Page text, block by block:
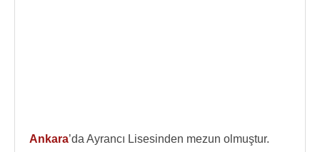
Ankara’da Ayrancı Lisesinden mezun olmuştur.